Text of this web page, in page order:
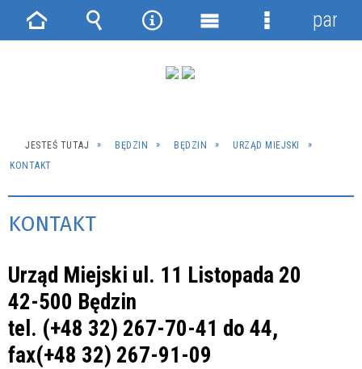
JESTEŚ TUTAJ BĘDZIN BĘDZIN
URZĄD MIEJSKI
KONTAKT
KONTAKT
Urząd Miejski ul. 11 Listopada 20
42-500 Będzin
tel. (+48 32) 267-70-41 do 44,
fax(+48 32) 267-91-09
Strona Wyszukiwarka
NarzędziaMenu
Menu
panel